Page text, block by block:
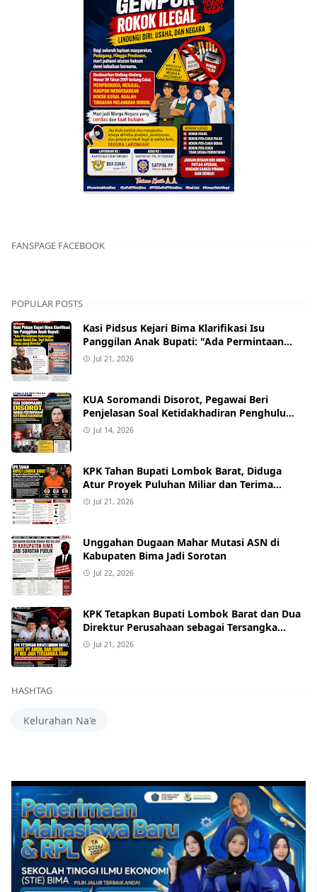
FANSPAGE FACEBOOK
POPULAR POSTS
Kasi Pidsus Kejari Bima Klarifikasi Isu
Panggilan Anak Bupati: "Ada Permintaan
Keterangan Kasus Mobil Bor, Tapi Bukan
Jul 21, 2026
KUA Soromandi Disorot, Pegawai Beri
Penjelasan Soal Ketidakhadiran Penghulu
pada Akad Nikah Mualaf
Jul 14, 2026
KPK Tahan Bupati Lombok Barat, Diduga
Atur Proyek Puluhan Miliar dan Terima
Alphard hingga Uang Tunai
Jul 21, 2026
Unggahan Dugaan Mahar Mutasi ASN di
Kabupaten Bima Jadi Sorotan
Jul 22, 2026
KPK Tetapkan Bupati Lombok Barat dan Dua
Direktur Perusahaan sebagai Tersangka
Dugaan Suap Proyek
Jul 21, 2026
HASHTAG
Kelurahan Na'e